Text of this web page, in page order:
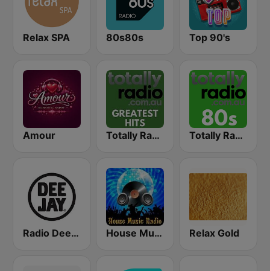
Relax SPA 80s80s Top 90's
Amour Totally Radio Greatest Hits Totally Radio 80s
Radio Deejay House Music Radio Relax Gold